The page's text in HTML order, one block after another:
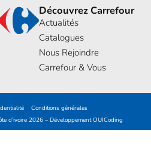
Découvrez Carrefour
Actualités
Catalogues
Nous Rejoindre
Carrefour & Vous
Conditions générales
d’ivoire 2026 – DéveloppementOUICoding